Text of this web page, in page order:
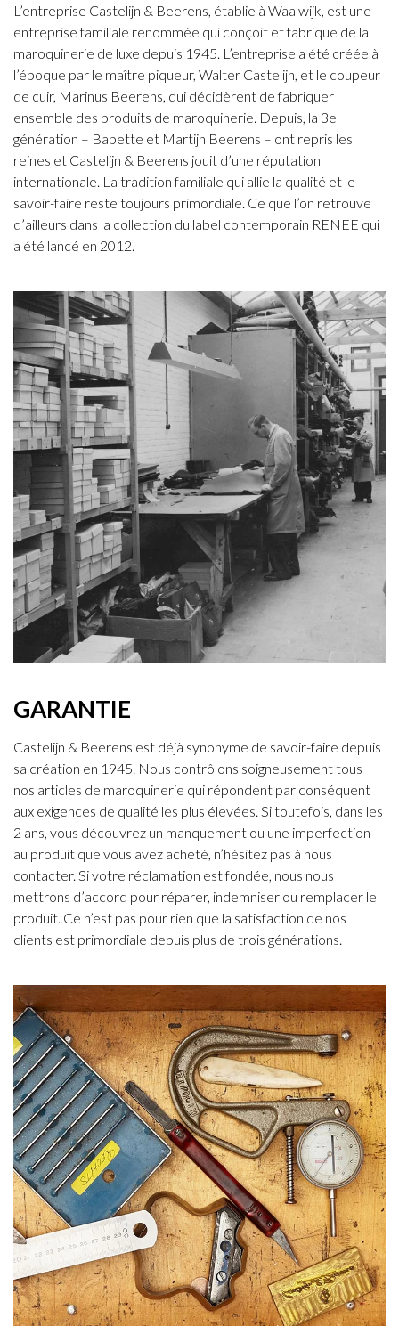
L’entreprise Castelijn & Beerens, établie à Waalwijk, est une
entreprise familiale renommée qui conçoit et fabrique de la
maroquinerie de luxe depuis 1945. L’entreprise a été créée à
l’époque par le maître piqueur, Walter Castelijn, et le coupeur
de cuir, Marinus Beerens, qui décidèrent de fabriquer
ensemble des produits de maroquinerie. Depuis, la 3e
génération – Babette et Martijn Beerens – ont repris les
reines et Castelijn & Beerens jouit d’une réputation
internationale. La tradition familiale qui allie la qualité et le
savoir-faire reste toujours primordiale. Ce que l’on retrouve
d’ailleurs dans la collection du label contemporain RENEE qui
a été lancé en 2012.
GARANTIE
Castelijn & Beerens est déjà synonyme de savoir-faire depuis
sa création en 1945. Nous contrôlons soigneusement tous
nos articles de maroquinerie qui répondent par conséquent
aux exigences de qualité les plus élevées. Si toutefois, dans les
2 ans, vous découvrez un manquement ou une imperfection
au produit que vous avez acheté, n’hésitez pas à nous
contacter. Si votre réclamation est fondée, nous nous
mettrons d’accord pour réparer, indemniser ou remplacer le
produit. Ce n’est pas pour rien que la satisfaction de nos
clients est primordiale depuis plus de trois générations.